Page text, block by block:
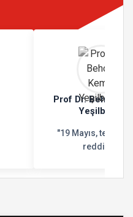
Prof Dr. Behçet
Yeşilbursa
"19 Mayıs,
reddidir"